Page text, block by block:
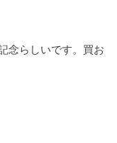
らしいです。買お